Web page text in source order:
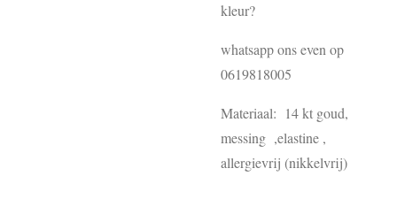
kleur?
whatsapp ons even op
0619818005
Materiaal: 14 kt goud,
messing ,elastine ,
allergievrij (nikkelvrij)